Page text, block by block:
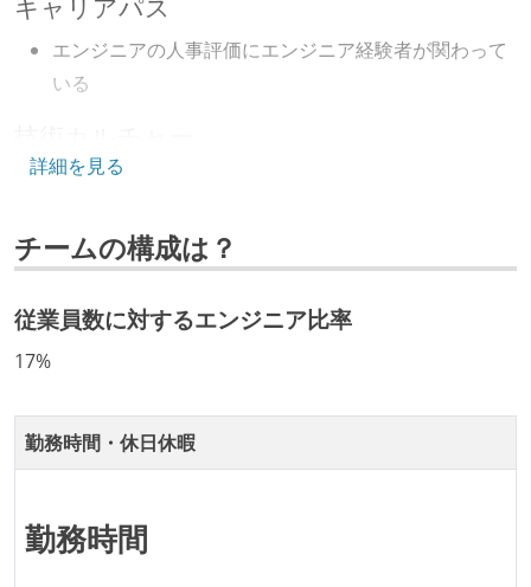
キャリアパス
エンジニアの人事評価にエンジニア経験者が関わって
いる
CTO またはそれに準じる、技術やワークフローの標準
開発メンバーの裁量
OS やエディタ、IDE といった個人の環境は、各自の責
任で好きなものを使うことができる
タスクの見積もりは、実装を担当するメンバーが中心
となって行う
ながら、納期または盛り込む機能を柔軟に調整する形
詳細を見る
チームの構成は？
従業員数に対するエンジニア比率
17%
勤務時間・休日休暇
勤務時間